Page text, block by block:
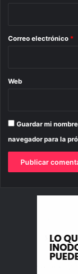
*
Correo electrónico *
Web
Guardar mi
navegador para la